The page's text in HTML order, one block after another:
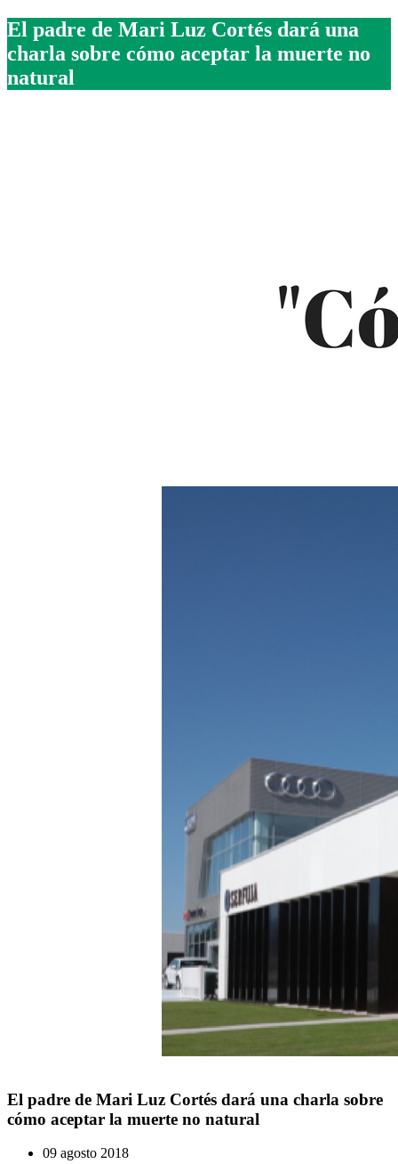
El padre de Mari Luz Cortés dará una
charla sobre cómo aceptar la muerte no
natural
El padre de Mari Luz Cortés dará una charla sobre
cómo aceptar la muerte no natural
09 agosto 2018